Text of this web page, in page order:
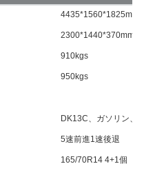
4435*1560*1825mm
2300*1440*370mm
910kgs
950kgs
DK13C、ガソリン、
5速前進1速後退
165/70R14 4+1個